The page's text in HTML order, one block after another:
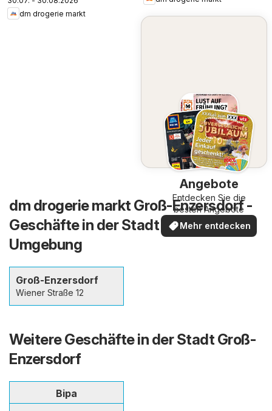
dm drogerie markt
Angebote
Entdecken Sie die
besten Angebote
Mehr entdecken
dm drogerie markt Groß-Enzersdorf -
Geschäfte in der Stadt und in der
Umgebung
Groß-Enzersdorf
Wiener Straße 12
Weitere Geschäfte in der Stadt Groß-
Enzersdorf
Bipa